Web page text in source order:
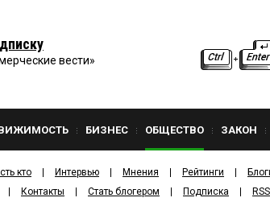
вести»
БИЗНЕС ОБЩЕСТВО ЗАКОН
кто Интервью Мнения Рейтинги
Контакты Стать блогером Подписка RSS